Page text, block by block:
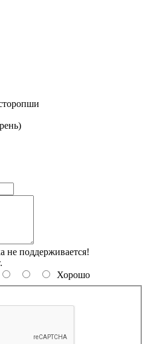
не поддерживается!
Хорошо